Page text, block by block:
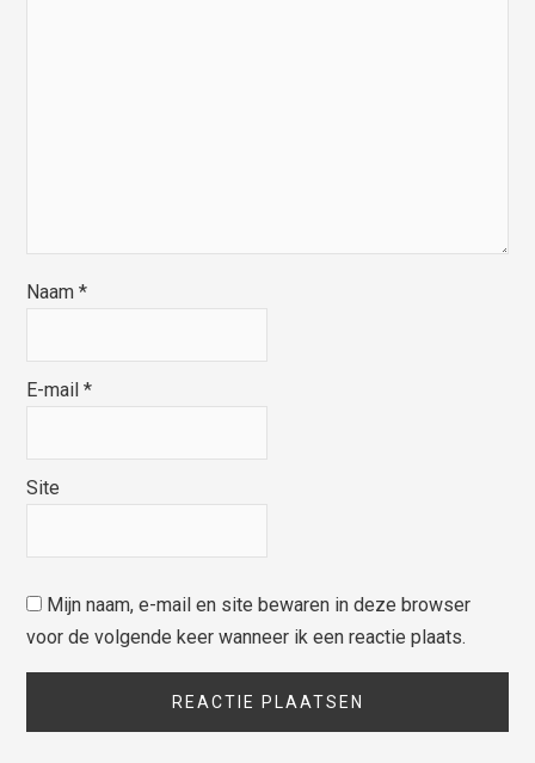
Naam*
E-mail*
Site
Mijn naam, e-mail en site bewaren in deze browser
voor de volgende keer wanneer ik een reactie plaats.